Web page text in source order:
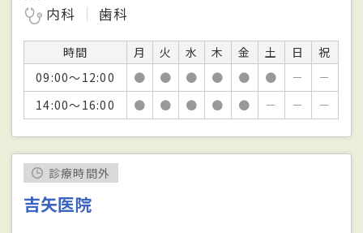
内科
歯科
時間 月 火 水 木 金 土 日
祝
09:00～12:00
● ● ● ● ● ● －
－
14:00～16:00
● ● ● ● ● － － －
診療時間外
吉矢医院